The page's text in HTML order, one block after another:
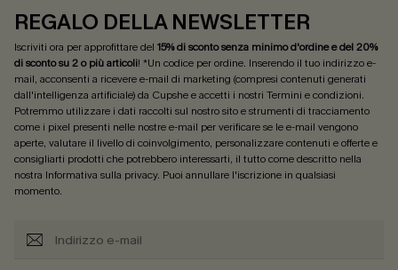
REGALO DELLA NEWSLETTER
Iscriviti ora per approfittare del 15% di sconto senza minimo d'ordine e del 20%
di sconto su 2 o più articoli! *Un codice per ordine. Inserendo il tuo indirizzo e-
mail, acconsenti a ricevere e-mail di marketing (compresi contenuti generati
dall'intelligenza artificiale) da Cupshe e accetti i nostri Termini e condizioni.
Potremmo utilizzare i dati raccolti sul nostro sito e strumenti di tracciamento
come i pixel presenti nelle nostre e-mail per verificare se le e-mail vengono
aperte, valutare il livello di coinvolgimento, personalizzare contenuti e offerte e
consigliarti prodotti che potrebbero interessarti, il tutto come descritto nella
nostra Informativa sulla privacy. Puoi annullare l'iscrizione in qualsiasi
momento.